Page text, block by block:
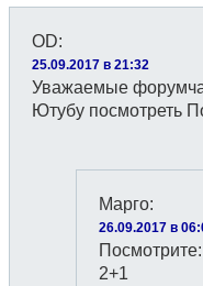
OD:
25.09.2017 в 21:32
Уважаемые
Ютубу посмотреть
Марго:
26.09.2017 в
Посмотрите:
2+1